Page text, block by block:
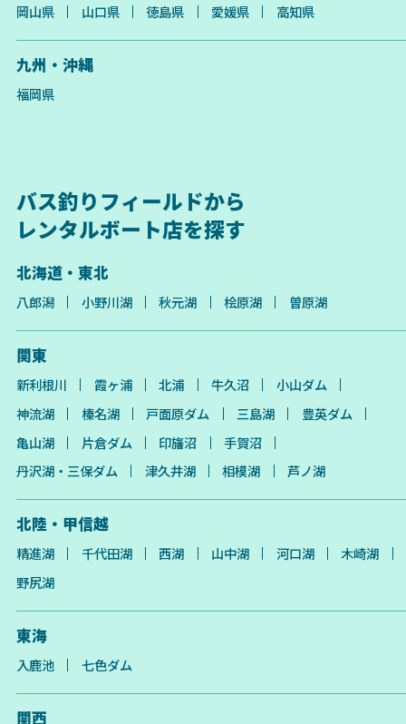
岡山県 山口県 徳島県 愛媛県 高知県
九州・沖縄
福岡県
バス釣りフィールドから
レンタルボート店を探す
北海道・東北
八郎潟 小野川湖 秋元湖 桧原湖 曽原湖
関東
新利根川 霞ヶ浦 北浦 牛久沼
小山ダム
神流湖
榛名湖 戸面原ダム 三島湖
豊英ダム
亀山湖
片倉ダム 印旛沼
手賀沼
丹沢湖・三保ダム
津久井湖 相模湖 芦ノ湖
北陸・甲信越
精進湖 千代田湖 西湖 山中湖 河口湖
木崎湖
野尻湖
東海
入鹿池 七色ダム
関西